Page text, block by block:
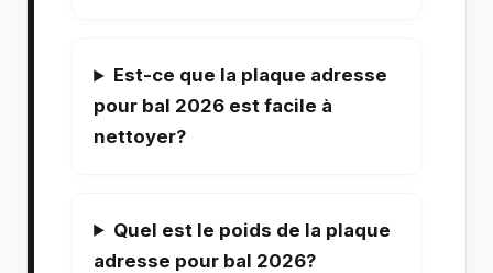
Est-ce que la plaque adresse
pour bal 2026 est facile à
nettoyer?
Quel est le poids de la plaque
adresse pour bal 2026?